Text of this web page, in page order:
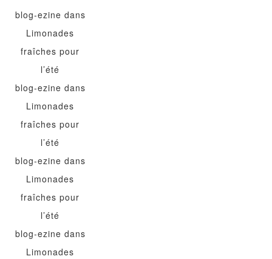
blog-ezine dans
Limonades
fraîches pour
l’été
blog-ezine dans
Limonades
fraîches pour
l’été
blog-ezine dans
Limonades
fraîches pour
l’été
blog-ezine dans
Limonades